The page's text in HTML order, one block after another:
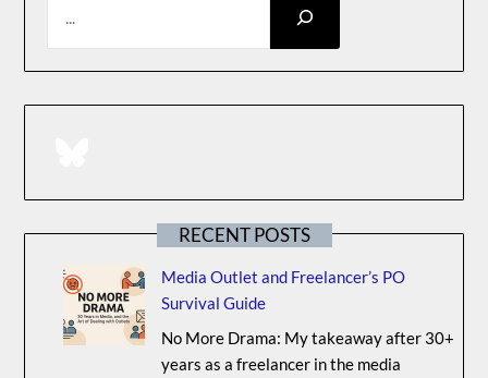
RECENT POSTS
Media Outlet and Freelancer’s PO
Survival Guide
No More Drama: My takeaway after 30+
years as a freelancer in the media